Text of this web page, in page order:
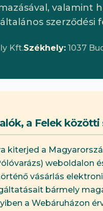
valamint
szerződési
Kft.Székhely: 1037
a Felek
kiterjed a
weboldalon
vásárlás
bármely
a Webáruházon